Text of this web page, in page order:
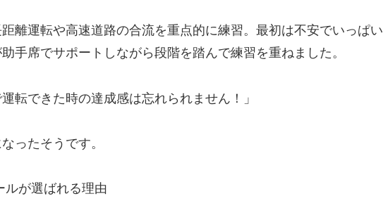
離運転や高速道路の合流を重点的に練習。最初は不安でいっぱい
手席でサポートしながら段階を踏んで練習を重ねました。
転できた時の達成感は忘れられません！」
ったそうです。
ルが選ばれる理由